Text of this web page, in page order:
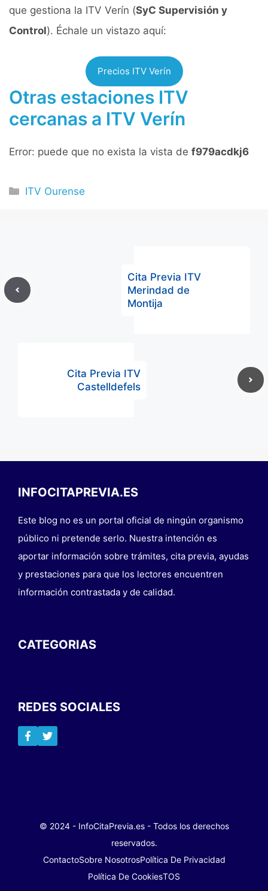
que gestiona la ITV Verín (SyC Supervisión y
Control). Échale un vistazo aquí:
Precios ITV Verín
Otras estaciones ITV
cercanas a ITV Verín
Error: puede que no exista la vista de f979acdkj6
Categorías
ITV Ourense
Cita Previa ITV
Merindad de
Montija
Cita Previa ITV
Castelldefels
INFOCITAPREVIA.ES
Este blog no es un portal oficial de ningún organismo
público ni pretende serlo. Nuestra intención es
aportar información sobre trámites, cita previa, ayudas
y prestaciones para que los lectores encuentren
información contrastada y de calidad.
CATEGORIAS
REDES SOCIALES
© 2024 - InfoCitaPrevia.es - Todos los derechos
reservados.
ContactoSobre NosotrosPolítica De Privacidad
Política De CookiesTOS